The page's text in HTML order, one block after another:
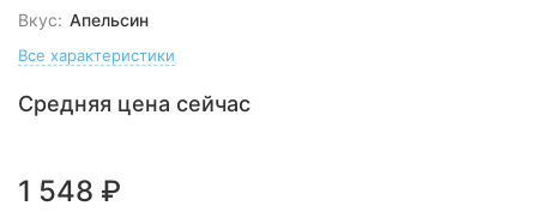
Вкус: Апельсин
Все характеристики
Средняя цена сейчас
1 548 ₽